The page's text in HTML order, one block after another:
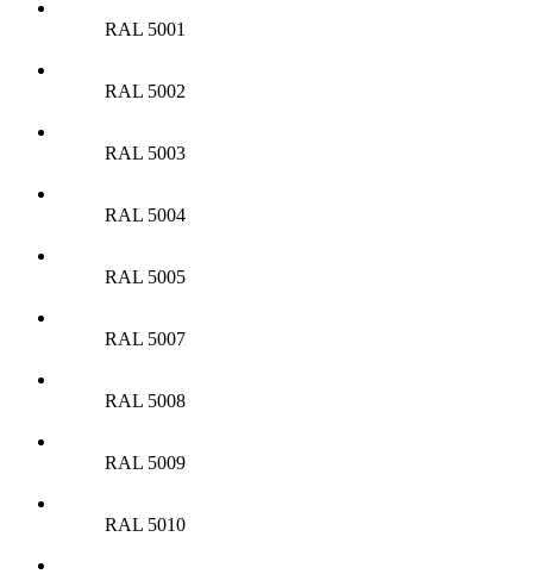
RAL 5001
RAL 5002
RAL 5003
RAL 5004
RAL 5005
RAL 5007
RAL 5008
RAL 5009
RAL 5010